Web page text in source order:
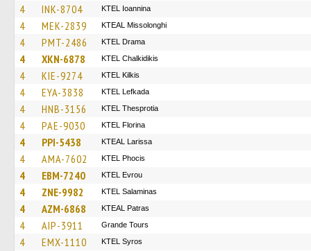
4 INK-8704 KTEL Ioannina
4 MEK-2839 KTEAL Missolonghi
4 PMT-2486 KTEL Drama
4 XKN-6878 ΚΤΕL Chalkidikis
4 KIE-9274 KTEL Kilkis
4 EYA-3838 KTEL Lefkada
4 HNB-3156 KTEL Thesprotia
4 PAE-9030 KTEL Florina
4 PPI-5438 KTEAL Larissa
4 AMA-7602 ΚΤΕL Phocis
4 EBM-7240 KTEL Evrou
4 ZNE-9982 KTEL Salaminas
4 AZM-6868 KTEAL Patras
4 AIP-3911 Grande Tours
4 EMX-1110 KTEL Syros